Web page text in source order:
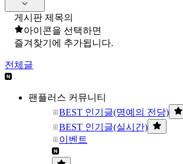
게시판 제목의
아이콘을 선택하면
즐겨찾기에 추가됩니다.
전체글
팬플러스 커뮤니티
BEST 인기글(명예의 전당)
BEST 인기글(실시간)
이벤트